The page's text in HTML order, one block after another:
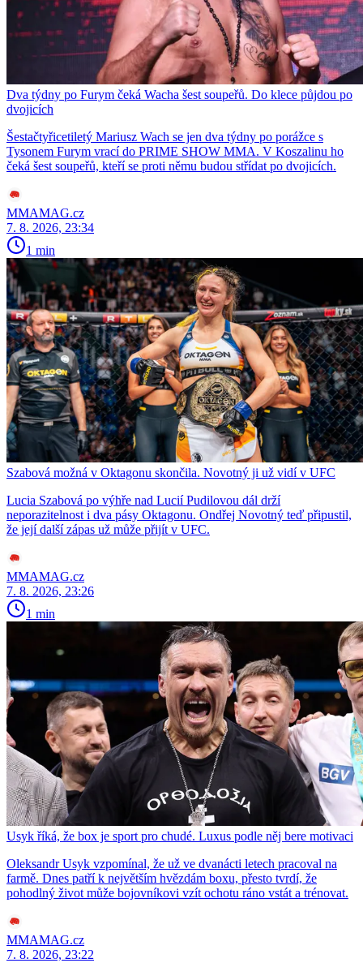
Dva týdny po Furym čeká Wacha šest soupeřů. Do klece půjdou po
dvojicích
Šestačtyřicetiletý Mariusz Wach se jen dva týdny po porážce s
Tysonem Furym vrací do PRIME SHOW MMA. V Koszalinu ho
čeká šest soupeřů, kteří se proti němu budou střídat po dvojicích.
MMAMAG.cz
7. 8. 2026, 23:34
1 min
Szabová možná v Oktagonu skončila. Novotný ji už vidí v UFC
Lucia Szabová po výhře nad Lucií Pudilovou dál drží
neporazitelnost i dva pásy Oktagonu. Ondřej Novotný teď připustil,
že její další zápas už může přijít v UFC.
MMAMAG.cz
7. 8. 2026, 23:26
1 min
Usyk říká, že box je sport pro chudé. Luxus podle něj bere motivaci
Oleksandr Usyk vzpomínal, že už ve dvanácti letech pracoval na
farmě. Dnes patří k největším hvězdám boxu, přesto tvrdí, že
pohodlný život může bojovníkovi vzít ochotu ráno vstát a trénovat.
MMAMAG.cz
7. 8. 2026, 23:22